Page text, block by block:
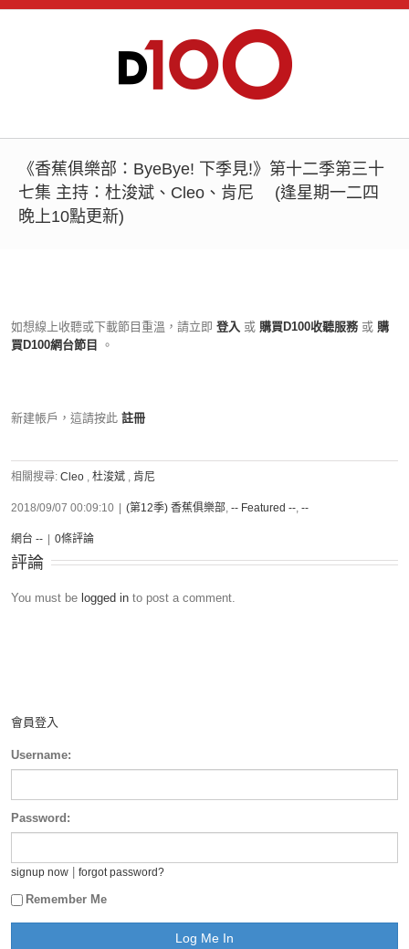
《香蕉俱樂部：ByeBye! 下季見!》第十二季第三十
七集 主持：杜浚斌、Cleo、肯尼 (逢星期一二四
晚上10點更新)
如想線上收聽或下載節目重溫，請立即 登入 或 購買D100收聽服務 或 購
買D100網台節目
。
新建帳戶，這請按此 註冊
相關搜尋: Cleo , 杜浚斌 , 肯尼
2018/09/07 00:09:10 (第12季) 香蕉俱樂部, -- Featured --, --
網台 -- 0條評論
評論
You must be logged in to post a comment.
會員登入
Username:
Password:
signup now forgot password?
Remember Me